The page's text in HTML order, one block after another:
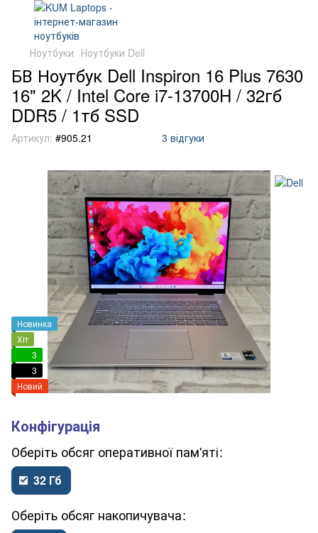
Ноутбуки Ноутбуки Dell
БВ Ноутбук Dell Inspiron 16 Plus 7630
16" 2K / Intel Core i7-13700H / 32гб
DDR5 / 1тб SSD
Артикул: #905.21 3 відгуки
Новинка
Хіт
3
3
Новий
обсяг оперативної пам'яті
32 Гб
обсяг накопичувача